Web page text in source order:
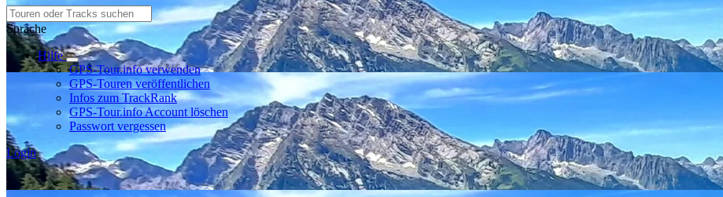
Sprache
Hilfe
GPS-Tour.info verwenden
GPS-Touren veröffentlichen
Infos zum TrackRank
GPS-Tour.info Account löschen
Passwort vergessen
Login